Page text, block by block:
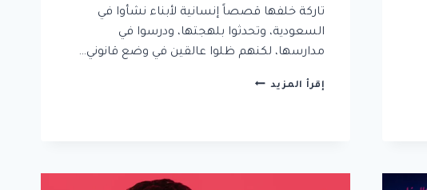
تاركة خلفها قصصاً إنسانية لأبناء نشأوا في
السعودية، وتحدثوا بلهجتها، ودرسوا في
مدارسها، لكنهم ظلوا عالقين في وضع قانوني…
إقرأ المزيد شروط